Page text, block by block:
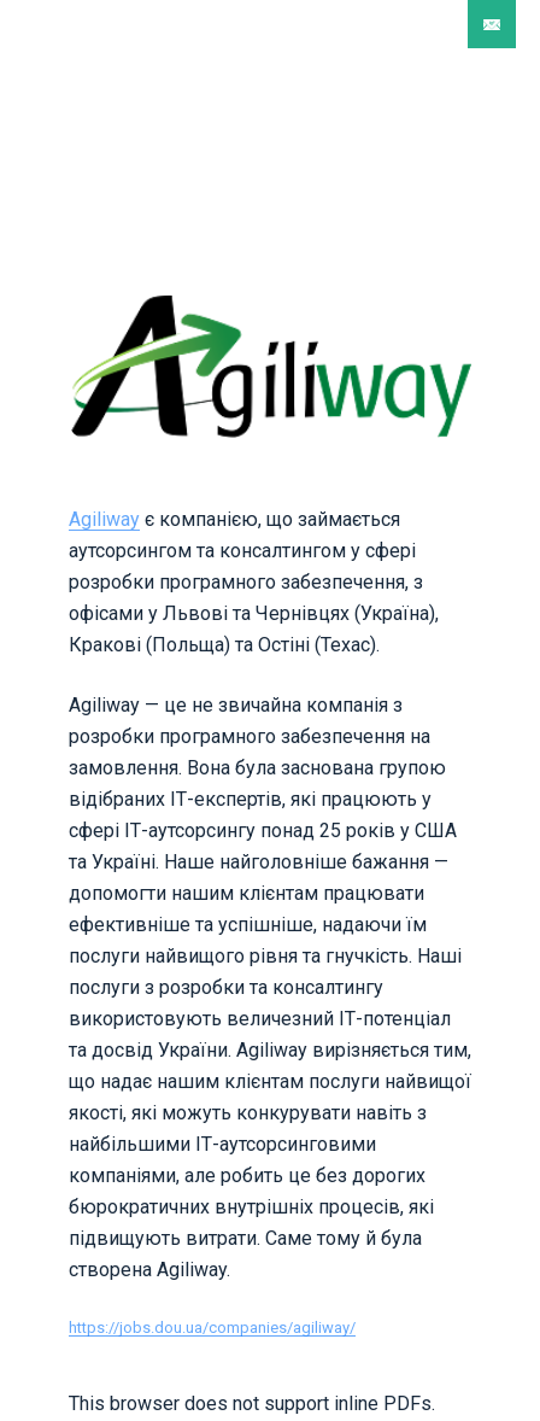
Agiliwayє компанією, що займається
аутсорсингом та консалтингом у сфері
розробки програмного забезпечення, з
офісами у Львові та Чернівцях (Україна),
Кракові (Польща) та Остіні (Техас).
Agiliway — це не звичайна компанія з
розробки програмного забезпечення на
замовлення. Вона була заснована групою
відібраних ІТ-експертів, які працюють у
сфері ІТ-аутсорсингу понад 25 років у США
та Україні. Наше найголовніше бажання —
допомогти нашим клієнтам працювати
ефективніше та успішніше, надаючи їм
послуги найвищого рівня та гнучкість. Наші
послуги з розробки та консалтингу
використовують величезний ІТ-потенціал
та досвід України. Agiliway вирізняється тим,
що надає нашим клієнтам послуги найвищої
якості, які можуть конкурувати навіть з
найбільшими ІТ-аутсорсинговими
компаніями, але робить це без дорогих
бюрократичних внутрішніх процесів, які
підвищують витрати. Саме тому й була
створена Agiliway.
https://jobs.dou.ua/companies/agiliway/
This browser does not support inline PDFs.